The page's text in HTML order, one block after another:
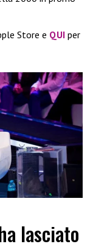
Store e QUI per
lasciato